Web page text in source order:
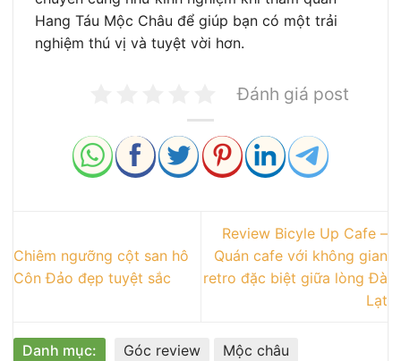
Hang Táu Mộc Châu để giúp bạn có một trải
nghiệm thú vị và tuyệt vời hơn.
Đánh giá post
Chiêm ngưỡng cột san hô
Côn Đảo đẹp tuyệt sắc
Review Bicyle Up Cafe –
Quán cafe với không gian
retro đặc biệt giữa lòng Đà
Lạt
Danh mục: Góc review Mộc châu